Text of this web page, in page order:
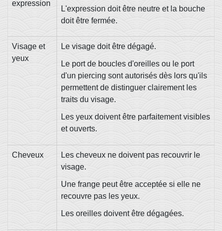
expression
L'expression doit être neutre et la bouche
doit être fermée.
Visage et
yeux
Le visage doit être dégagé.
Le port de boucles d'oreilles ou le port
d'un piercing sont autorisés dès lors qu'ils
permettent de distinguer clairement les
traits du visage.
Les yeux doivent être parfaitement visibles
et ouverts.
Cheveux
Les cheveux ne doivent pas recouvrir le
visage.
Une frange peut être acceptée si elle ne
recouvre pas les yeux.
Les oreilles doivent être dégagées.